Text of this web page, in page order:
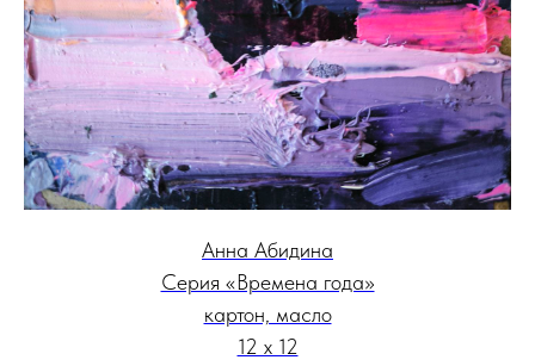
Анна Абидина
Серия «Времена года»
картон, масло
12 х 12